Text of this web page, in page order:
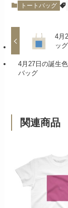
トートバッグ
4月
ッグ
4月27日の誕生
バッグ
関連商品